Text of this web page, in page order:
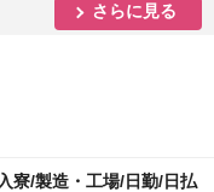
さらに見る
寮/製造・工場/日勤/日払